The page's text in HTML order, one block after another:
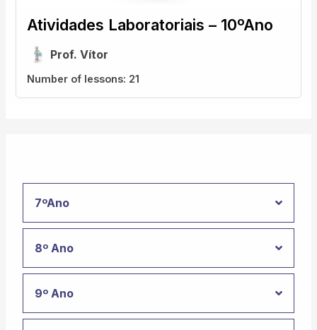
7ºAno
8º Ano
9º Ano
Atividades Laboratoriais – 10ºAno
Prof. Vítor
Number of lessons: 21